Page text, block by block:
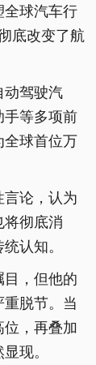
全球汽车行
底改变了航
动驾驶汽
手等多项前
全球首位万
论，认为
将彻底消
认知。
，但他的
脱节。当
，再叠加
现。